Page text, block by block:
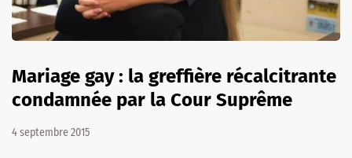
Mariage gay : la greffière récalcitrante
condamnée par la Cour Suprême
4 septembre 2015